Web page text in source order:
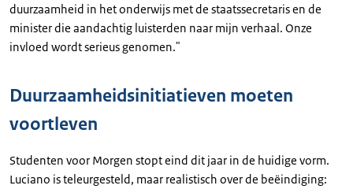
duurzaamheid in het onderwijs met de staatssecretaris en de
minister die aandachtig luisterden naar mijn verhaal. Onze
invloed wordt serieus genomen."
Duurzaamheidsinitiatieven moeten
voortleven
Studenten voor Morgen stopt eind dit jaar in de huidige vorm.
Luciano is teleurgesteld, maar realistisch over de beëindiging: